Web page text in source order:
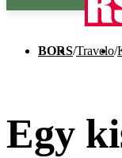
BORS/Travelo/
Egy